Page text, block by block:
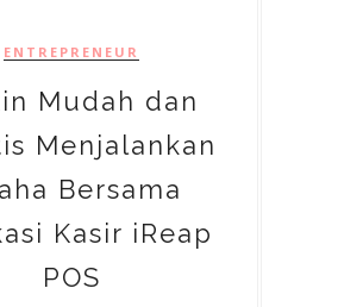
ENTREPRENEUR
Mudah dan
Menjalankan
Bersama
Kasir iReap
POS